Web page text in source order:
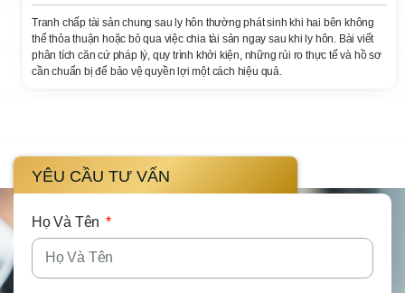
Tranh chấp tài sản chung sau ly hôn thường phát sinh khi hai bên không
thể thỏa thuận hoặc bỏ qua việc chia tài sản ngay sau khi ly hôn. Bài viết
phân tích căn cứ pháp lý, quy trình khởi kiện, những rủi ro thực tế và hồ sơ
cần chuẩn bị để bảo vệ quyền lợi một cách hiệu quả.
YÊU CẦU TƯ VẤN
Họ Và Tên